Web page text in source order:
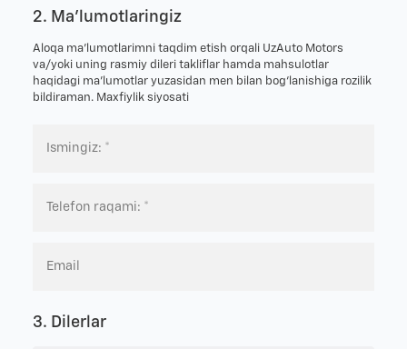
2. Ma'lumotlaringiz
Aloqa ma’lumotlarimni taqdim etish orqali UzAuto Motors
va/yoki uning rasmiy dileri takliflar hamda mahsulotlar
haqidagi ma’lumotlar yuzasidan men bilan bog‘lanishiga rozilik
bildiraman. Maxfiylik siyosati
3. Dilerlar